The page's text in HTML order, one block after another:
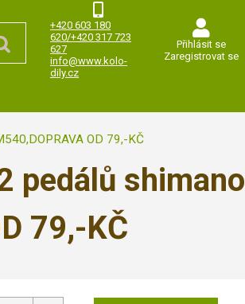
+420 603 180
620/+420 317 723
627
info@www.kolo-
dily.cz
Přihlásit se
Zaregistrovat se
OD 79,-KČ
pedálů shimano
79,-KČ